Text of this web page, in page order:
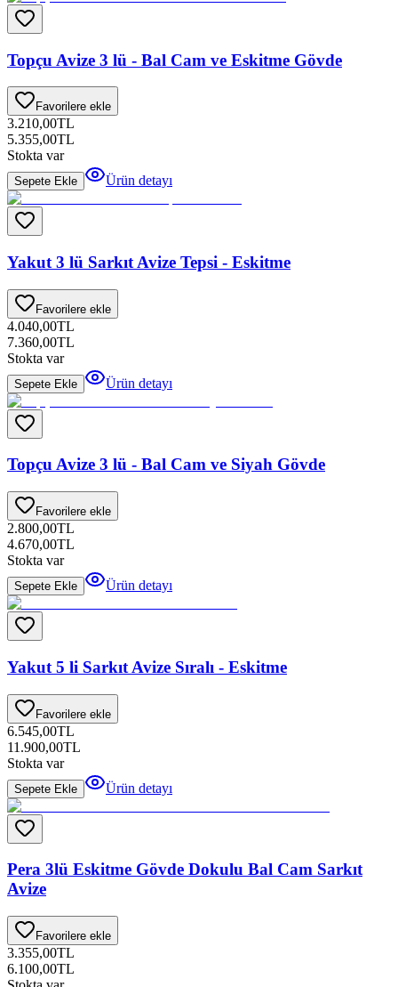
Topçu Avize 3 lü - Bal Cam ve Eskitme Gövde
Favorilere ekle
3.210,00TL
5.355,00TL
Stokta var
Sepete Ekle Ürün detayı
Yakut 3 lü Sarkıt Avize Tepsi - Eskitme
Favorilere ekle
4.040,00TL
7.360,00TL
Stokta var
Sepete Ekle Ürün detayı
Topçu Avize 3 lü - Bal Cam ve Siyah Gövde
Favorilere ekle
2.800,00TL
4.670,00TL
Stokta var
Sepete Ekle Ürün detayı
Yakut 5 li Sarkıt Avize Sıralı - Eskitme
Favorilere ekle
6.545,00TL
11.900,00TL
Stokta var
Sepete Ekle Ürün detayı
Pera 3lü Eskitme Gövde Dokulu Bal Cam Sarkıt
Avize
Favorilere ekle
3.355,00TL
6.100,00TL